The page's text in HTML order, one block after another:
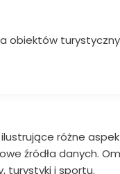
obiektów
różne
źródła danych.
turystyki i sportu.